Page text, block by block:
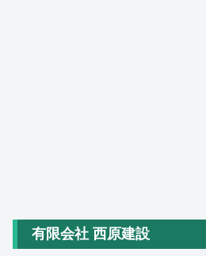
有限会社 西原建設